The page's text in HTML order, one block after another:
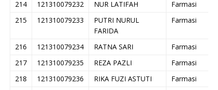
214 121310079232 NUR LATIFAH
Farmasi
215
121310079233
PUTRI NURUL
FARIDA
Farmasi
216 121310079234 RATNA SARI
Farmasi
217
121310079235 REZA PAZLI
Farmasi
218
121310079236 RIKA FUZI ASTUTI
Farmasi